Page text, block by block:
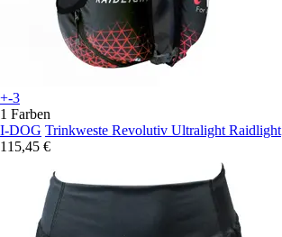
+-3
1 Farben
I-DOG Trinkweste Revolutiv Ultralight Raidlight
115,45 €